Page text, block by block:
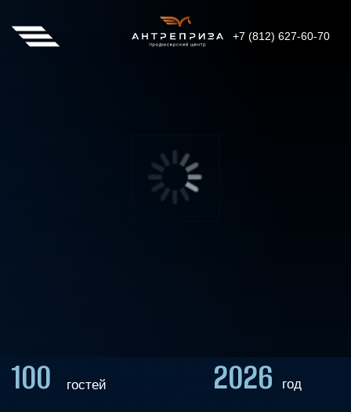
+7 (812) 627-60-70
— ЭСТАФЕТА
ЗНАНИЙ И ОПЫТА»